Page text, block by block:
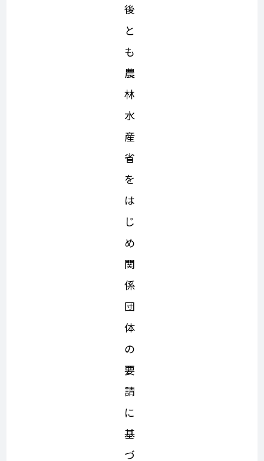
後
と
も
農
林
水
産
省
を
は
じ
め
関
係
団
体
の
要
請
に
基
づ